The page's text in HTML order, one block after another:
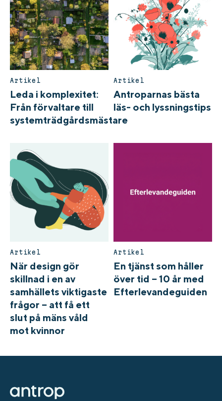
Artikel
Leda i komplexitet:
Från förvaltare till
systemträdgårdsmästare
Artikel
Antroparnas bästa
läs- och lyssningstips
Artikel
När design gör
skillnad i en av
samhällets viktigaste
frågor – att få ett
slut på mäns våld
mot kvinnor
Artikel
En tjänst som håller
över tid – 10 år med
Efterlevandeguiden